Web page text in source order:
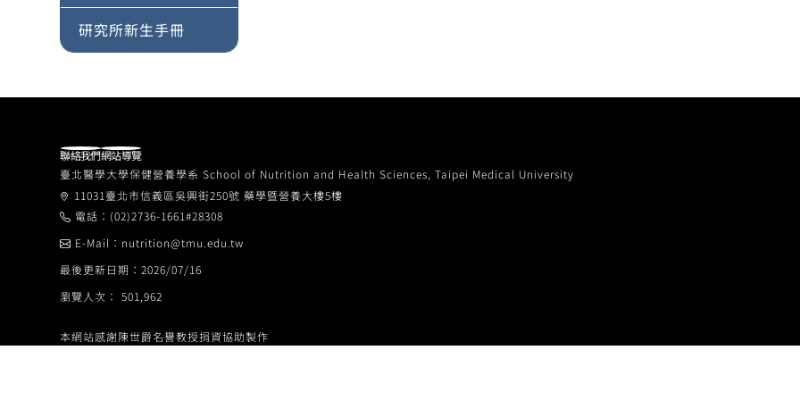
研究所新生手冊
臺北醫學大學保健營養學系 School of Nutrition and Health Sciences, Taipei Medical University
11031臺北市信義區吳興街250號 藥學暨營養大樓5樓
電話：(02)2736-1661#28308
瀏覽人次： 501,962
E-Mail：nutrition@tmu.edu.tw
最後更新日期：2026/07/16
聯絡我們網站導覽
本網站感謝陳世爵名譽教授捐資協助製作